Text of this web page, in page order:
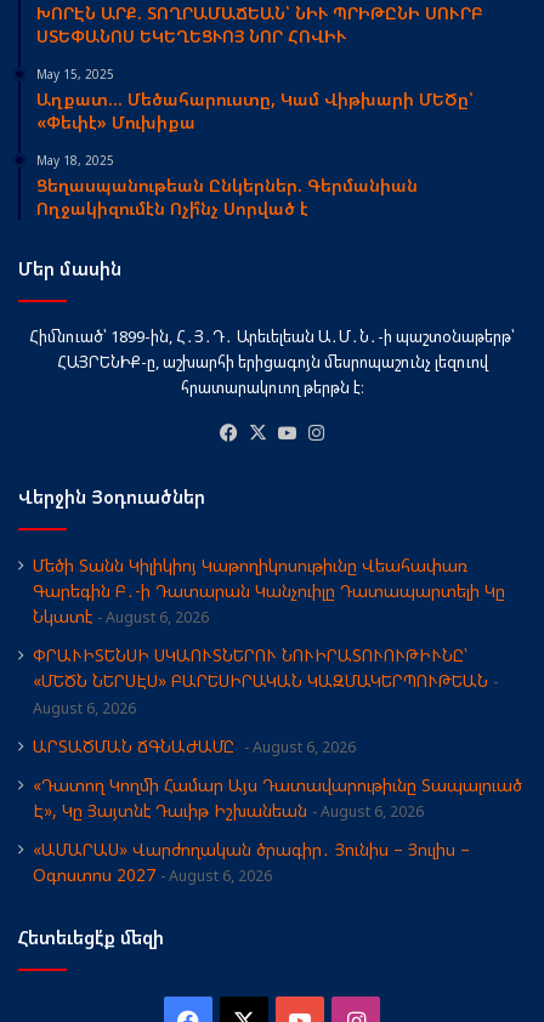
ԽՈՐԷՆ ԱՐՔ. ՏՈՂՐԱՄԱՃԵԱՆ՝ ՆԻՒ ՊՐԻԹԸՆԻ ՍՈՒՐԲ
ՍՏԵՓԱՆՈՍ ԵԿԵՂԵՑՒՈՅ ՆՈՐ ՀՈՎԻՒ
May 15, 2025
Աղքատ… Մեծահարուստը, Կամ Վիթխարի ՄԵԾը՝
«Փեփէ» Մուխիքա
May 18, 2025
Ցեղասպանութեան Ընկերներ. Գերմանիան
Ողջակիզումէն Ոչի՞նչ Սորված է
Մեր մասին
Հիմնուած՝ 1899-ին, Հ․Յ․Դ․ Արեւելեան Ա․Մ․Ն․-ի պաշտօնաթերթ՝
ՀԱՅՐԵՆԻՔ-ը, աշխարհի երիցագոյն մեսրոպաշունչ լեզուով
հրատարակուող թերթն է։
Facebook
X YouTube
Վերջին Յօդուածներ
Մեծի Տանն Կիլիկիոյ Կաթողիկոսութիւնը Վեահափառ
Գարեգին Բ․-ի Դատարան Կանչուիլը Դատապարտելի Կը
Նկատէ
August 6, 2026
ՓՐԱՒԻՏԵՆՍԻ ՍԿԱՈՒՏՆԵՐՈՒ ՆՈՒԻՐԱՏՈՒՈՒԹԻՒՆԸ՝
«ՄԵԾՆ ՆԵՐՍԷՍ» ԲԱՐԵՍԻՐԱԿԱՆ ԿԱԶՄԱԿԵՐՊՈՒԹԵԱՆ
August 6, 2026
ԱՐՏԱԾՄԱՆ ՃԳՆԱԺԱՄԸ August 6, 2026
«Դատող Կողմի Համար Այս Դատավարութիւնը Տապալուած
Է», Կը Յայտնէ Դաւիթ Իշխանեան
August 6, 2026
«ԱՄԱՐԱՍ» Վարժողական ծրագիր․ Յունիս – Յուլիս –
Օգոստոս 2027
August 6, 2026
Հետեւեցէ՛ք մեզի